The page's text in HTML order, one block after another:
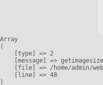
Array
(
    [type] => 2
[message] =>
[file] => /home/admin/
    [line] => 48